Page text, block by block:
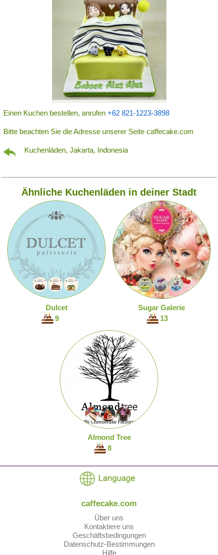
Einen Kuchen bestellen, anrufen +62 821-1223-3898
Bitte beachten Sie die Adresse unserer Seite caffecake.com
Kuchenläden, Jakarta, Indonesia
Ähnliche Kuchenläden in deiner Stadt
Dulcet
9
Sugar Galerie
13
Almond Tree
8
caffecake.com
Über uns
Kontaktiere uns
Geschäftsbedingungen
Datenschutz-Bestimmungen
Hilfe